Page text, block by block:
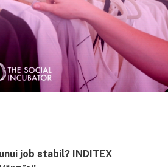
job stabil? INDITEX